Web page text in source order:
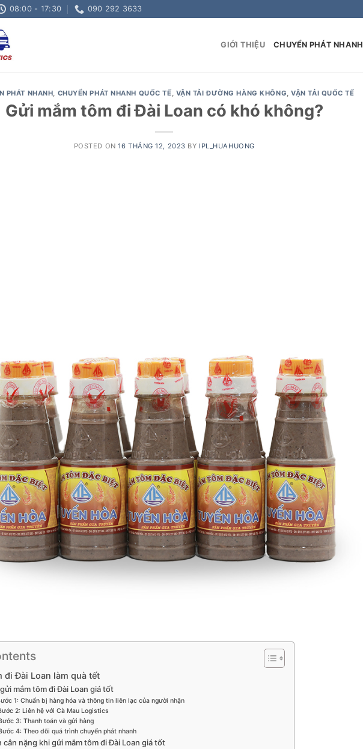
08:00 - 17:30 090 292 3633
GIỚI THIỆU CHUYỂN PHÁT NHANH
PHÁT NHANH, CHUYỂN PHÁT NHANH QUỐC TẾ, VẬN TẢI ĐƯỜNG HÀNG KHÔNG,VẬN TẢI QUỐC TẾ
Gửi mắm tôm đi Đài Loan có khó không?
POSTED ON16 THÁNG 12, 2023 BY IPL_HUAHUONG
đi Đài Loan làm quà tết
mắm tôm đi Đài Loan giá tốt
1: Chuẩn bị hàng hóa và thông tin liên lạc của người nhận
2: Liên hệ với Cà Mau Logistics
3: Thanh toán và gửi hàng
4: Theo dõi quá trình chuyển phát nhanh
cân nặng khi gửi mắm tôm đi Đài Loan giá tốt